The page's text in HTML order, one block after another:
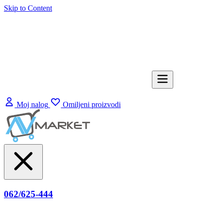
Skip to Content
Moj nalog Omiljeni proizvodi
062/625-444